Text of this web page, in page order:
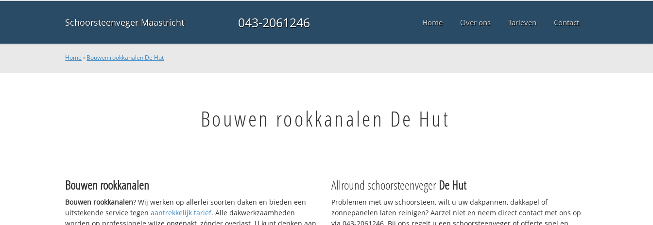
Schoorsteenveger Maastricht 043-2061246 Home Over ons Tarieven Contact
Home › Bouwen rookkanalen De Hut
Bouwen rookkanalen De Hut
Bouwen rookkanalen
Bouwen rookkanalen? Wij werken op allerlei soorten daken en bieden een
uitstekende service tegenaantrekkelijk tarief. Alle dakwerkzaamheden
Allround schoorsteenveger De Hut
Problemen met uw schoorsteen, wilt u uw dakpannen, dakkapel of
zonnepanelen laten reinigen? Aarzel niet en neem direct contact met ons op